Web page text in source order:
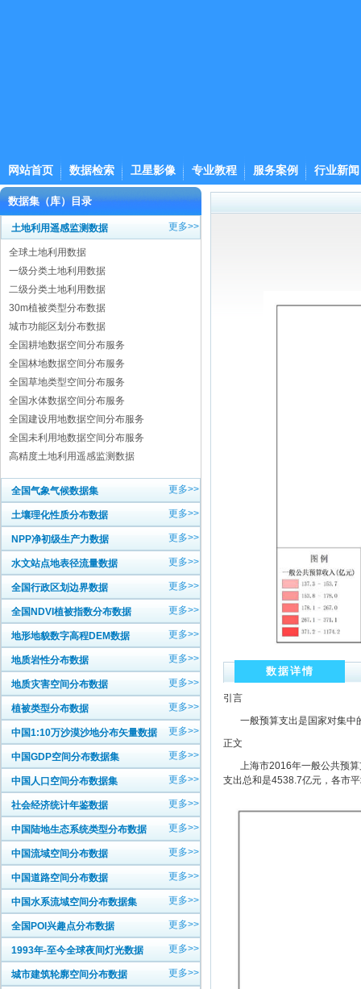
网站首页 数据检索 卫星影像 专业教程 服务案例 行业新闻
数据集（库）目录
土地利用遥感监测数据 更多>>
全球土地利用数据
一级分类土地利用数据
二级分类土地利用数据
30m植被类型分布数据
城市功能区划分布数据
全国耕地数据空间分布服务
全国林地数据空间分布服务
全国草地类型空间分布服务
全国水体数据空间分布服务
全国建设用地数据空间分布服务
全国未利用地数据空间分布服务
高精度土地利用遥感监测数据
全国气象气候数据集 更多>>
土壤理化性质分布数据 更多>>
NPP净初级生产力数据 更多>>
水文站点地表径流量数据 更多>>
全国行政区划边界数据 更多>>
全国NDVI植被指数分布数据 更多>>
地形地貌数字高程DEM数据 更多>>
地质岩性分布数据 更多>>
地质灾害空间分布数据 更多>>
植被类型分布数据 更多>>
中国1:10万沙漠沙地分布矢量数据 更多>>
中国GDP空间分布数据集 更多>>
中国人口空间分布数据集 更多>>
社会经济统计年鉴数据 更多>>
中国陆地生态系统类型分布数据 更多>>
中国流域空间分布数据 更多>>
中国道路空间分布数据 更多>>
中国水系流域空间分布数据集 更多>>
全国POI兴趣点分布数据 更多>>
1993年-至今全球夜间灯光数据 更多>>
城市建筑轮廓空间分布数据 更多>>
数据详情
引言
一般预算支出是国家对集中
正文
上海市2016年一般公共预算
支出总和是4538.7亿元，各市